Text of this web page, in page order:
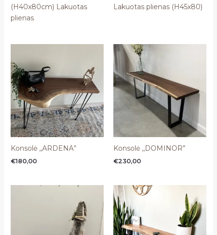
(H40x80cm) Lakuotas
plienas
Lakuotas plienas (H45x80)
Konsolė ,,ARDENA”
€180,00
Konsolė ,,DOMINOR”
€230,00